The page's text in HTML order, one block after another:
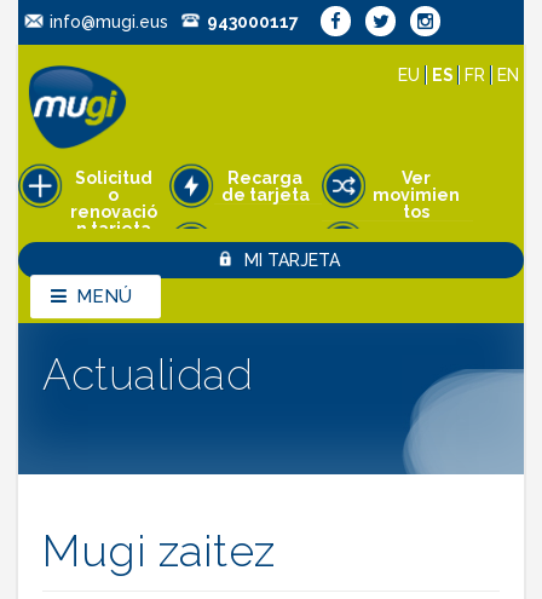
info@mugi.eus 943000117
EU ES FR EN
MENÚ
Solicitud
o
renovació
n tarjeta
Recarga
de tarjeta
Ver
movimien
tos
Anulación
MI TARJETA
MENÚ
Actualidad
Mugi zaitez